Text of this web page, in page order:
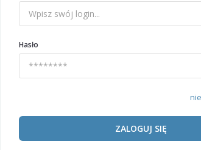
Hasło
ZALOGUJ SIĘ